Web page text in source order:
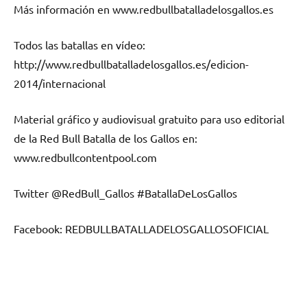
Más información en www.redbullbatalladelosgallos.es
Todos las batallas en vídeo:
http://www.redbullbatalladelosgallos.es/edicion-
2014/internacional
Material gráfico y audiovisual gratuito para uso editorial
de la Red Bull Batalla de los Gallos en:
www.redbullcontentpool.com
Twitter @RedBull_Gallos #BatallaDeLosGallos
Facebook: REDBULLBATALLADELOSGALLOSOFICIAL